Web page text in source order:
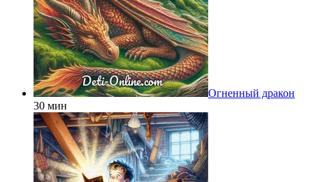
Огненный дракон
30 мин